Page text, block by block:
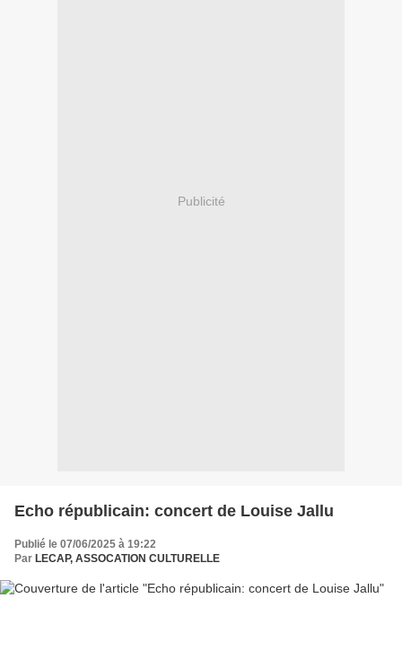
Publicité
Echo républicain: concert de Louise Jallu
Publié le 07/06/2025 à 19:22
Par LECAP, ASSOCATION CULTURELLE